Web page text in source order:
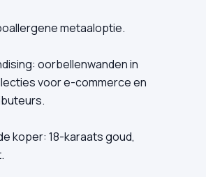
metaaloptie.
oorbellenwanden in
voor e-commerce en
koper: 18-karaats goud,